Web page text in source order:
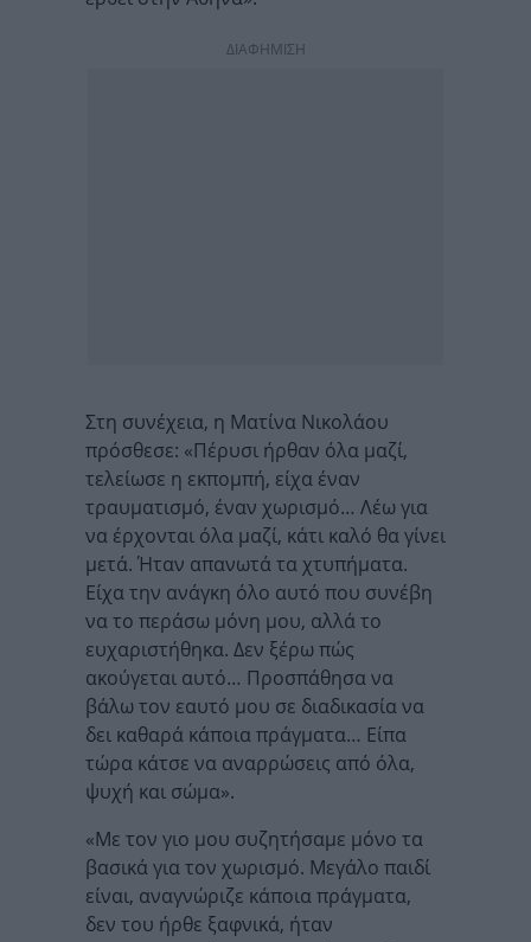
ΔΙΑΦΗΜΙΣΗ
Στη συνέχεια, η Ματίνα Νικολάου
πρόσθεσε: «Πέρυσι ήρθαν όλα μαζί,
τελείωσε η εκπομπή, είχα έναν
τραυματισμό, έναν χωρισμό… Λέω για
να έρχονται όλα μαζί, κάτι καλό θα γίνει
μετά. Ήταν απανωτά τα χτυπήματα.
Είχα την ανάγκη όλο αυτό που συνέβη
να το περάσω μόνη μου, αλλά το
ευχαριστήθηκα. Δεν ξέρω πώς
ακούγεται αυτό… Προσπάθησα να
βάλω τον εαυτό μου σε διαδικασία να
δει καθαρά κάποια πράγματα… Είπα
τώρα κάτσε να αναρρώσεις από όλα,
ψυχή και σώμα».
«Με τον γιο μου συζητήσαμε μόνο τα
βασικά για τον χωρισμό. Μεγάλο παιδί
είναι, αναγνώριζε κάποια πράγματα,
δεν του ήρθε ξαφνικά, ήταν